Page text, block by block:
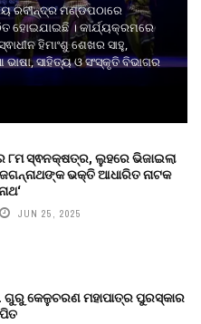
ରବୀନ୍ଦ୍ର ମଣ୍ଡପଠାରେ
ହୋଇଯାଇଛି । କାର୍ଯ୍ୟକ୍ରମରେ
ହିମାଂଶୁ ଶେଖର ସାହୁ,
ସାହିତ୍ୟ ଓ ସଂସ୍କୃତି ବିଭାଗର
ସ୍ଵନକ୍ଷତ୍ର, ଲୁହରେ ଭିଜାଇଲା
ଭକ୍ତି ଆଧାରିତ ନାଟକ
JUN 25, 2025
ଗୁରୁ କେଳୁଚରଣ ମହାପାତ୍ର ପୁରସ୍କାର